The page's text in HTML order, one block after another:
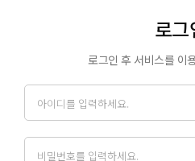
로그
로그인 후 서비스를 이